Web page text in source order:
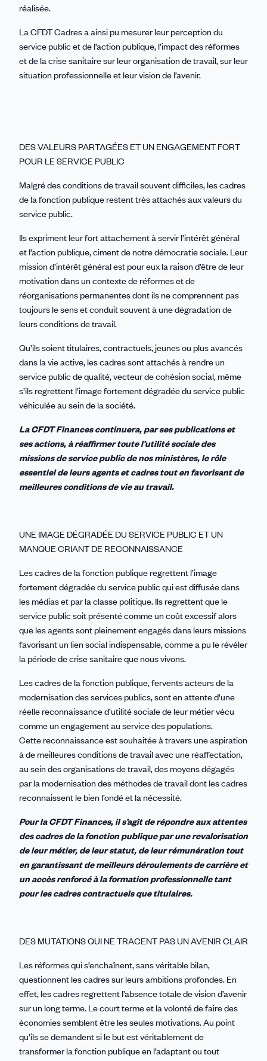
réalisée.
La CFDT Cadres a ainsi pu mesurer leur perception du
service public et de l’action publique, l’impact des réformes
et de la crise sanitaire sur leur organisation de travail, sur leur
situation professionnelle et leur vision de l’avenir.
DES VALEURS PARTAGÉES ET UN ENGAGEMENT FORT
POUR LE SERVICE PUBLIC
Malgré des conditions de travail souvent difficiles, les cadres
de la fonction publique restent très attachés aux valeurs du
service public.
Ils expriment leur fort attachement à servir l’intérêt général
et l’action publique, ciment de notre démocratie sociale. Leur
mission d’intérêt général est pour eux la raison d’être de leur
motivation dans un contexte de réformes et de
réorganisations permanentes dont ils ne comprennent pas
toujours le sens et conduit souvent à une dégradation de
leurs conditions de travail.
Qu’ils soient titulaires, contractuels, jeunes ou plus avancés
dans la vie active, les cadres sont attachés à rendre un
service public de qualité, vecteur de cohésion social, même
s’ils regrettent l’image fortement dégradée du service public
véhiculée au sein de la société.
La CFDT Finances continuera, par ses publications et
ses actions, à réaffirmer toute l’utilité sociale des
missions de service public de nos ministères, le rôle
essentiel de leurs agents et cadres tout en favorisant de
meilleures conditions de vie au travail.
UNE IMAGE DÉGRADÉE DU SERVICE PUBLIC ET UN
MANQUE CRIANT DE RECONNAISSANCE
Les cadres de la fonction publique regrettent l’image
fortement dégradée du service public qui est diffusée dans
les médias et par la classe politique. Ils regrettent que le
service public soit présenté comme un coût excessif alors
que les agents sont pleinement engagés dans leurs missions
favorisant un lien social indispensable, comme a pu le révéler
la période de crise sanitaire que nous vivons.
Les cadres de la fonction publique, fervents acteurs de la
modernisation des services publics, sont en attente d’une
réelle reconnaissance d’utilité sociale de leur métier vécu
comme un engagement au service des populations.
Cette reconnaissance est souhaitée à travers une aspiration
à de meilleures conditions de travail avec une réaffectation,
au sein des organisations de travail, des moyens dégagés
par la modernisation des méthodes de travail dont les cadres
reconnaissent le bien fondé et la nécessité.
Pour la CFDT Finances, il s’agit de répondre aux attentes
des cadres de la fonction publique par une revalorisation
de leur métier, de leur statut, de leur rémunération tout
en garantissant de meilleurs déroulements de carrière et
un accès renforcé à la formation professionnelle tant
pour les cadres contractuels que titulaires.
DES MUTATIONS QUI NE TRACENT PAS UN AVENIR CLAIR
Les réformes qui s’enchaînent, sans véritable bilan,
questionnent les cadres sur leurs ambitions profondes. En
effet, les cadres regrettent l’absence totale de vision d’avenir
sur un long terme. Le court terme et la volonté de faire des
économies semblent être les seules motivations. Au point
qu’ils se demandent si le but est véritablement de
transformer la fonction publique en l’adaptant ou tout